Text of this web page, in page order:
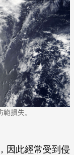
損失。
因此經常受到侵